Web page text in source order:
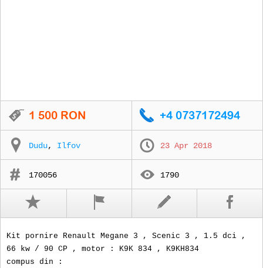
Dudu, Ilfov 23 Apr 2018
170056 1790
Kit pornire Renault Megane 3 , Scenic 3 , 1.5 dci ,
66 kw / 90 CP , motor : K9K 834 , K9KH834
compus din :